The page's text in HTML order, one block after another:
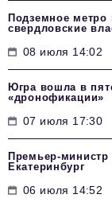
Подземное метро
свердловские
08 июля 14:02
Югра вошла в
«дронофикации»
07 июля 17:30
Премьер-
Екатеринбург
06 июля 14:52